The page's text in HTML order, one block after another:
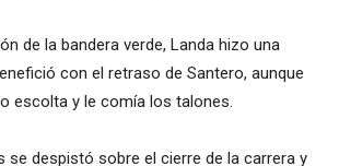
de la bandera verde, Landa hizo una
con el retraso de Santero, aunque
escolta y le comía los talones.
se despistó sobre el cierre de la carrera y